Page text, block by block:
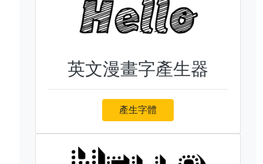
英文漫畫字產生器
產生字體